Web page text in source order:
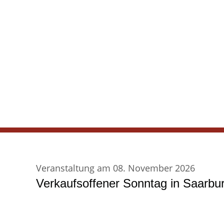
Veranstaltung am 08. November 2026
Verkaufsoffener Sonntag in